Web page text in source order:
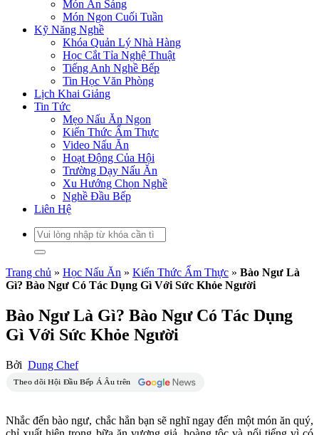
Món Ăn Sáng
Món Ngon Cuối Tuần
Kỹ Năng Nghề
Khóa Quản Lý Nhà Hàng
Học Cắt Tỉa Nghệ Thuật
Tiếng Anh Nghề Bếp
Tin Học Văn Phòng
Lịch Khai Giảng
Tin Tức
Mẹo Nấu Ăn Ngon
Kiến Thức Ẩm Thực
Video Nấu Ăn
Hoạt Động Của Hội
Trường Dạy Nấu Ăn
Xu Hướng Chọn Nghề
Nghề Đầu Bếp
Liên Hệ
Trang chủ » Học Nấu Ăn » Kiến Thức Ẩm Thực » Bào Ngư Là
Gì? Bào Ngư Có Tác Dụng Gì Với Sức Khỏe Người
Bào Ngư Là Gì? Bào Ngư Có Tác Dụng
Gì Với Sức Khỏe Người
Bởi Dung Chef
Nhắc đến bào ngư, chắc hẳn bạn sẽ nghĩ ngay đến một món ăn quý,